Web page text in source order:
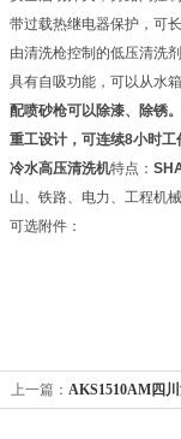
带过载热继电器保护，可
由清洗枪控制的低压清洗
具有自吸功能，可以从水
配喷砂枪可以除漆、除锈。
重工设计，可连续8小时工
冷水高压清洗机特点：
山、铁路、电力、工程机
可选附件：
上一篇： AKS1510AM四